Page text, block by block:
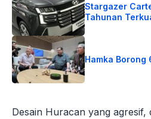
Stargazer
Tahunan
Hamka Borong
Desain Huracan yang agresif,